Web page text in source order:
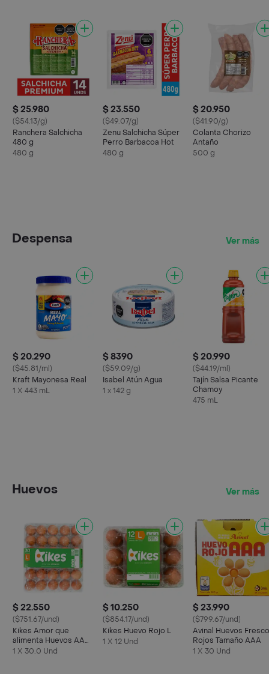
$ 25.980
($54.13/g)
Ranchera Salchicha
480 g
480 g
$ 23.550
($49.07/g)
Zenu Salchicha Súper
Perro Barbacoa Hot
480 g
$ 20.950
($41.90/g)
Colanta Chorizo
Antaño
500 g
Despensa Ver más
$ 20.290
($45.81/ml)
Kraft Mayonesa Real
1 X 443 mL
$ 8390
($59.09/g)
Isabel Atún Agua
1 x 142 g
$ 20.990
($44.19/ml)
Tajín Salsa Picante
Chamoy
475 mL
Huevos Ver más
$ 22.550
($751.67/und)
Kikes Amor que
alimenta Huevos AA
Rojos L
1 X 30.0 Und
$ 10.250
($854.17/und)
Kikes Huevo Rojo L
1 X 12 Und
$ 23.990
($799.67/und)
Avinal Huevos
Rojos Tamaño AAA
1 X 30 Und